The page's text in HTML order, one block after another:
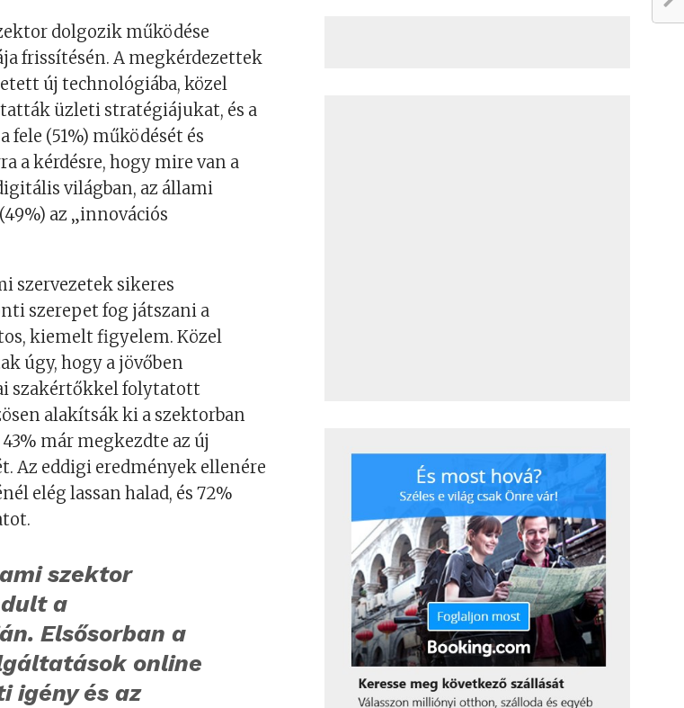
dolgozik működése
frissítésén. A megkérdezettek
új technológiába, közel
üzleti stratégiájukat, és a
(51%) működését és
a kérdésre, hogy mire van a
világban, az állami
az „innovációs
szervezetek sikeres
szerepet fog játszani a
kiemelt figyelem. Közel
úgy, hogy a jövőben
szakértőkkel folytatott
alakítsák ki a szektorban
már megkezdte az új
Az eddigi eredmények ellenére
elég lassan halad, és 72%
szektor
a
Elsősorban a
online
igény és az